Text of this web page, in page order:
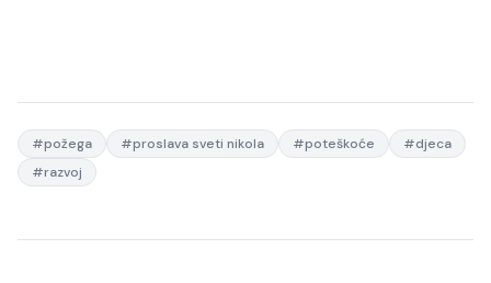
#požega #proslava sveti nikola #poteškoće #djeca
#razvoj